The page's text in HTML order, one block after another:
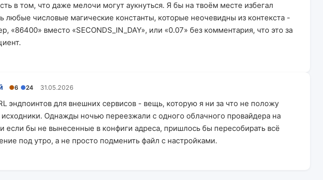
в том, что даже мелочи могут аукнуться. Я бы на твоём месте избегал
любые числовые магические константы, которые неочевидны из контекста -
«86400» вместо «SECONDS_IN_DAY», или «0.07» без комментария, что это за
●6 ●24 31.05.2026
эндпоинтов для внешних сервисов - вещь, которую я ни за что не положу
Однажды ночью переезжали с одного облачного провайдера на
если бы не вынесенные в конфиги адреса, пришлось бы пересобирать всё
под утро, а не просто подменить файл с настройками.